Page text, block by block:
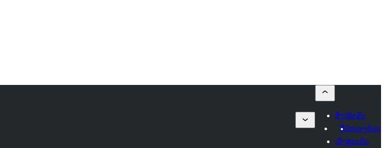
ສົ່ງປລັກອິນ
ທີ່ມັກຂອງຂ້ອຍ
ເຂົ້າສູ່ລະບົບ